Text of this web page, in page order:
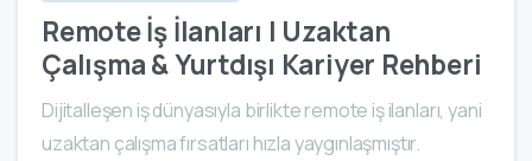
Remote İş İlanları | Uzaktan
Çalışma & Yurtdışı Kariyer Rehberi
Dijitalleşen iş dünyasıyla birlikte remote iş ilanları, yani
uzaktan çalışma fırsatları hızla yaygınlaşmıştır.